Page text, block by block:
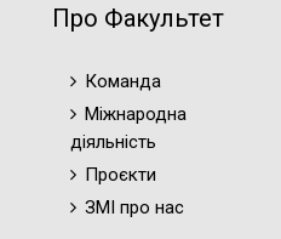
Про Факультет
Команда
Міжнародна
діяльність
Проєкти
ЗМІ про нас